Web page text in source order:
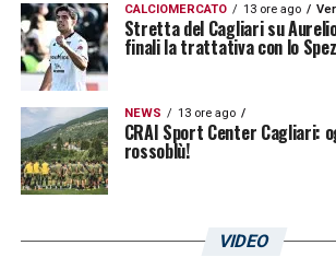
CALCIOMERCATO 13 ore ago
Stretta del Cagliari su
finali la trattativa con lo
NEWS 13 ore ago
CRAI Sport Center Cagliari:
rossoblù!
VIDEO